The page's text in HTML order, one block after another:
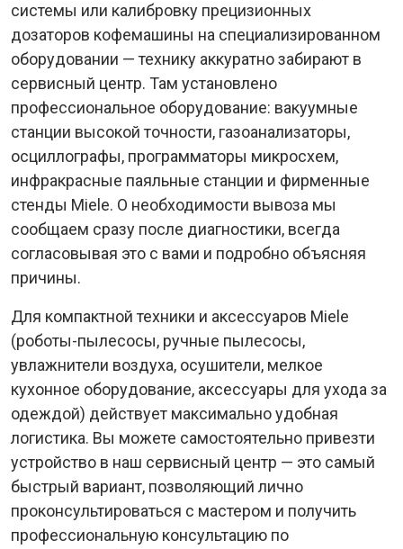
системы или калибровку прецизионных
дозаторов кофемашины на специализированном
оборудовании — технику аккуратно забирают в
сервисный центр. Там установлено
профессиональное оборудование: вакуумные
станции высокой точности, газоанализаторы,
осциллографы, программаторы микросхем,
инфракрасные паяльные станции и фирменные
стенды Miele. О необходимости вывоза мы
сообщаем сразу после диагностики, всегда
согласовывая это с вами и подробно объясняя
причины.
Для компактной техники и аксессуаров Miele
(роботы-пылесосы, ручные пылесосы,
увлажнители воздуха, осушители, мелкое
кухонное оборудование, аксессуары для ухода за
одеждой) действует максимально удобная
логистика. Вы можете самостоятельно привезти
устройство в наш сервисный центр — это самый
быстрый вариант, позволяющий лично
проконсультироваться с мастером и получить
профессиональную консультацию по